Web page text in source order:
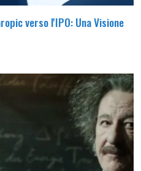
verso l'IPO: Una Visione